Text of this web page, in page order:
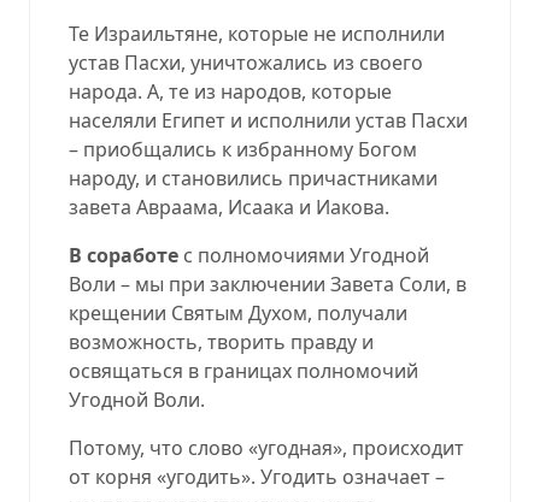
Те Израильтяне, которые не исполнили
устав Пасхи, уничтожались из своего
народа. А, те из народов, которые
населяли Египет и исполнили устав Пасхи
– приобщались к избранному Богом
народу, и становились причастниками
завета Авраама, Исаака и Иакова.
В соработе с полномочиями Угодной
Воли – мы при заключении Завета Соли, в
крещении Святым Духом, получали
возможность, творить правду и
освящаться в границах полномочий
Угодной Воли.
Потому, что слово «угодная», происходит
от корня «угодить». Угодить означает –